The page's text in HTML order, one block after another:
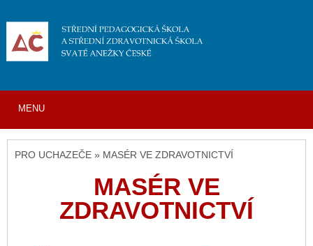
PRO UCHAZEČE » MASÉR VE ZDRAVOTNICTVÍ
MASÉR VE
ZDRAVOTNICTVÍ
MENU